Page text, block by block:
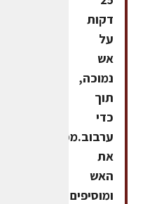
דקות
על
אש
נמוכה,
תוך
כדי
ערבוב.מכבים
את
האש
ומוסיפים